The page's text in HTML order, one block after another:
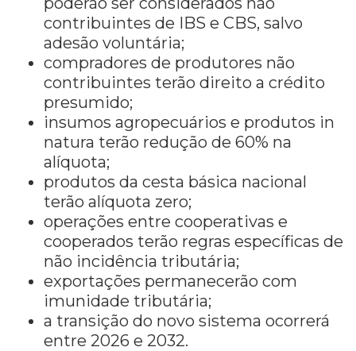
contribuintes de IBS e CBS, salvo
adesão voluntária;
compradores de produtores não
contribuintes terão direito a crédito
presumido;
insumos agropecuários e produtos in
natura terão redução de 60% na
alíquota;
produtos da cesta básica nacional
terão alíquota zero;
operações entre cooperativas e
cooperados terão regras específicas de
não incidência tributária;
exportações permanecerão com
imunidade tributária;
a transição do novo sistema ocorrerá
entre 2026 e 2032.